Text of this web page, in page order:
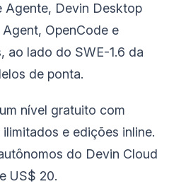
Agente, Devin Desktop
OpenCode e
ao lado do SWE-1.6 da
de ponta.
nível gratuito com
e edições inline.
do Devin Cloud
US$ 20.